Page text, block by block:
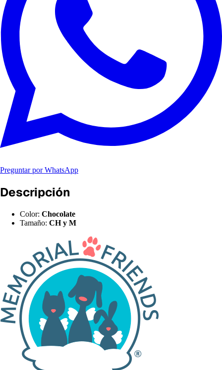
Preguntar por WhatsApp
Descripción
Color: Chocolate
Tamaño: CH y M